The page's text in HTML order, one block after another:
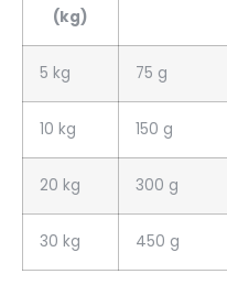
(kg)
5 kg 75 g
10 kg 150 g
20 kg 300 g
30 kg 450 g